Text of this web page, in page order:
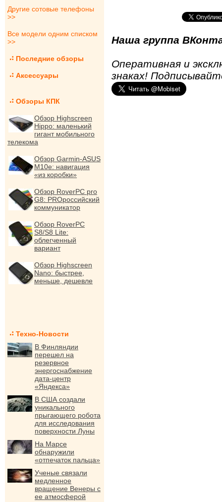
Другие сотовые телефоны
>>
Все модели одним списком
>>
Последние обзоры
Аксессуары
Обзоры КПК
Обзор Highscreen
Hippo: маленький
гигант мобильного
телекома
Обзор Garmin-ASUS
M10e: навигация
«из коробки»
Обзор RoverPC pro
G8: PROроссийский
коммуникатор
Обзор RoverPC
S8/S8 Lite:
облегченный
вариант
Обзор Highscreen
Nano: быстрее,
меньше, дешевле
Техно-Новости
В Финляндии
перешел на
резервное
энергоснабжение
дата-центр
«Яндекса»
В США создали
уникального
прыгающего робота
для исследования
поверхности Луны
На Марсе
обнаружили
«отпечаток пальца»
Ученые связали
медленное
вращение Венеры с
ее атмосферой
Наша группа
Оперативная и
знаках!